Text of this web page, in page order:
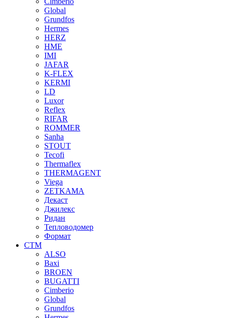
Global
Grundfos
Hermes
HERZ
HME
IMI
JAFAR
K-FLEX
KERMI
LD
Luxor
Reflex
RIFAR
ROMMER
Sanha
STOUT
Tecofi
Thermaflex
THERMAGENT
Viega
ZETKAMA
Декаст
Джилекс
Ридан
Тепловодомер
Формат
СТМ
ALSO
Baxi
BROEN
BUGATTI
Cimberio
Global
Grundfos